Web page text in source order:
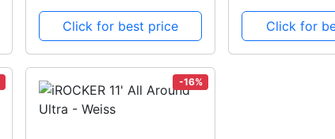
Click for best price Click for
-16%